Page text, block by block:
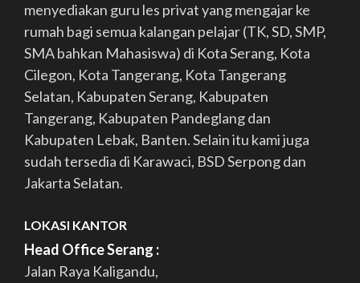
menyediakan guru les privat yang mengajar ke
rumah bagi semua kalangan pelajar (TK, SD, SMP,
SMA bahkan Mahasiswa) di Kota Serang, Kota
Cilegon, Kota Tangerang, Kota Tangerang
Selatan, Kabupaten Serang, Kabupaten
Tangerang, Kabupaten Pandeglang dan
Kabupaten Lebak, Banten. Selain itu kami juga
sudah tersedia di Karawaci, BSD Serpong dan
Jakarta Selatan.
LOKASI KANTOR
Head Office Serang :
Jalan Raya Kaligandu,